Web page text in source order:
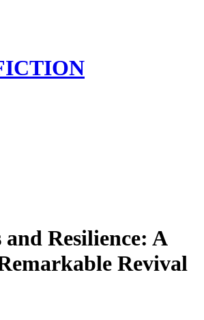
Resilience: A
Revival